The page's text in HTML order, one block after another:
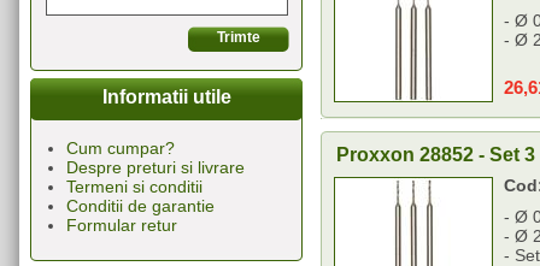
Informatii utile
Cum cumpar?
Despre preturi si livrare
Termeni si conditii
Conditii de garantie
Formular retur
- Ø
- Ø
Proxxon 28852 - Set
- Ø
- Ø
-